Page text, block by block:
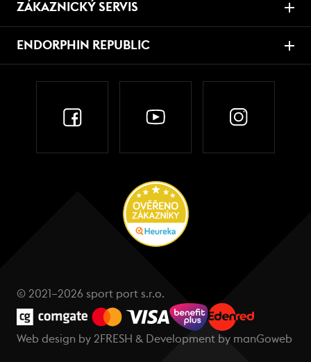
ZÁKAZNICKÝ SERVIS
ENDORPHIN REPUBLIC
© 2021–2026 sport port s.r.o.
Web design by 2FRESH & Development by manGoweb